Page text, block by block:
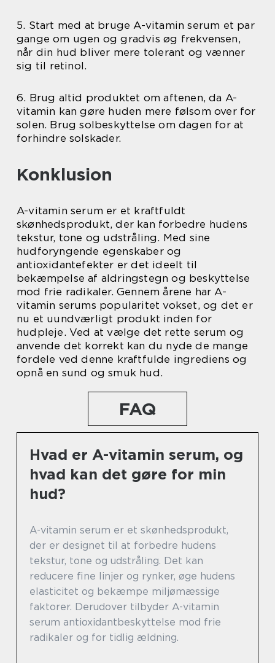
5. Start med at bruge A-vitamin serum et par
gange om ugen og gradvis øg frekvensen,
når din hud bliver mere tolerant og vænner
sig til retinol.
6. Brug altid produktet om aftenen, da A-
vitamin kan gøre huden mere følsom over for
solen. Brug solbeskyttelse om dagen for at
forhindre solskader.
Konklusion
A-vitamin serum er et kraftfuldt
skønhedsprodukt, der kan forbedre hudens
tekstur, tone og udstråling. Med sine
hudforyngende egenskaber og
antioxidantefekter er det ideelt til
bekæmpelse af aldringstegn og beskyttelse
mod frie radikaler. Gennem årene har A-
vitamin serums popularitet vokset, og det er
nu et uundværligt produkt inden for
hudpleje. Ved at vælge det rette serum og
anvende det korrekt kan du nyde de mange
fordele ved denne kraftfulde ingrediens og
opnå en sund og smuk hud.
FAQ
Hvad er A-vitamin serum, og
hvad kan det gøre for min
hud?
A-vitamin serum er et skønhedsprodukt,
der er designet til at forbedre hudens
tekstur, tone og udstråling. Det kan
reducere fine linjer og rynker, øge hudens
elasticitet og bekæmpe miljømæssige
faktorer. Derudover tilbyder A-vitamin
serum antioxidantbeskyttelse mod frie
radikaler og for tidlig ældning.